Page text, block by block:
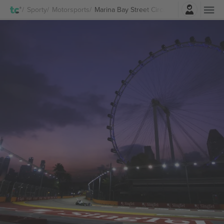
Sporty Motorsports Marina Bay Street Circuit biletów
Zaloguj sie